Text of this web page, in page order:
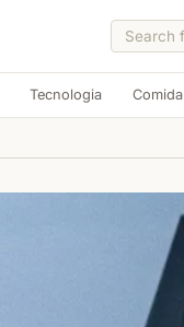
Tecnologia Comida